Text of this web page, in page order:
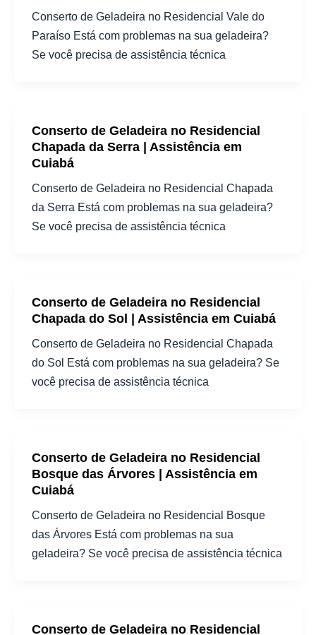
Conserto de Geladeira no Residencial Vale do
Paraíso Está com problemas na sua geladeira?
Se você precisa de assistência técnica
Conserto de Geladeira no Residencial
Chapada da Serra | Assistência em
Cuiabá
Conserto de Geladeira no Residencial Chapada
da Serra Está com problemas na sua geladeira?
Se você precisa de assistência técnica
Conserto de Geladeira no Residencial
Chapada do Sol | Assistência em Cuiabá
Conserto de Geladeira no Residencial Chapada
do Sol Está com problemas na sua geladeira? Se
você precisa de assistência técnica
Conserto de Geladeira no Residencial
Bosque das Árvores | Assistência em
Cuiabá
Conserto de Geladeira no Residencial Bosque
das Árvores Está com problemas na sua
geladeira? Se você precisa de assistência técnica
Conserto de Geladeira no Residencial